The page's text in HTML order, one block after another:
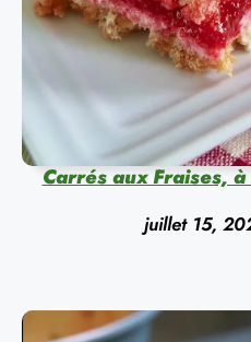
Carrés aux Fraises, à
juillet 15,